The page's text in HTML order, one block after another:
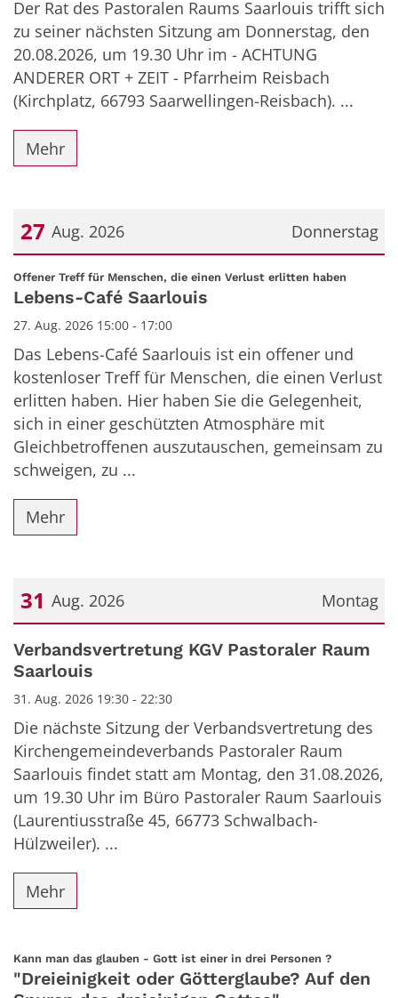
Der Rat des Pastoralen Raums Saarlouis trifft sich
zu seiner nächsten Sitzung am Donnerstag, den
20.08.2026, um 19.30 Uhr im - ACHTUNG
ANDERER ORT + ZEIT - Pfarrheim Reisbach
(Kirchplatz, 66793 Saarwellingen-Reisbach). ...
Mehr
Donnerstag
27 Aug. 2026
Datum: 27. August 2026
Offener Treff für Menschen, die einen Verlust erlitten haben
Lebens-Café Saarlouis
27. Aug. 2026 15:00 - 17:00
Das Lebens-Café Saarlouis ist ein offener und
kostenloser Treff für Menschen, die einen Verlust
erlitten haben. Hier haben Sie die Gelegenheit,
sich in einer geschützten Atmosphäre mit
Gleichbetroffenen auszutauschen, gemeinsam zu
schweigen, zu ...
Mehr
Montag
31 Aug. 2026
Datum: 31. August 2026
Verbandsvertretung KGV Pastoraler Raum
Saarlouis
31. Aug. 2026 19:30 - 22:30
Die nächste Sitzung der Verbandsvertretung des
Kirchengemeindeverbands Pastoraler Raum
Saarlouis findet statt am Montag, den 31.08.2026,
um 19.30 Uhr im Büro Pastoraler Raum Saarlouis
(Laurentiusstraße 45, 66773 Schwalbach-
Hülzweiler). ...
Mehr
Kann man das glauben - Gott ist einer in drei Personen ?
"Dreieinigkeit oder Götterglaube? Auf den